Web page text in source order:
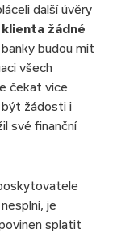
další úvěry
žádné
budou mít
všech
čekat více
být žádosti i
své finanční
je
splatit